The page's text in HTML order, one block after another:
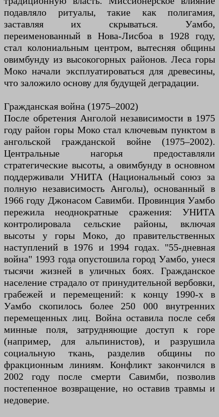
подавляло ритуалы, такие как полигамия,
заставляя их скрываться. Уамбо,
переименованный в Нова-Лисбоа в 1928 году,
стал колониальным центром, вытесняя общины
овимбунду из высокогорных районов. Леса горы
Моко начали эксплуатироваться для древесины,
что заложило основу для будущей деградации.
Гражданская война (1975–2002)
После обретения Анголой независимости в 1975
году район горы Моко стал ключевым пунктом в
ангольской гражданской войне (1975–2002).
Центральные нагорья предоставляли
стратегические высоты, а овимбунду в основном
поддерживали УНИТА (Национальный союз за
полную независимость Анголы), основанный в
1966 году Джонасом Савимби. Провинция Уамбо
пережила неоднократные сражения: УНИТА
контролировала сельские районы, включая
высоты у горы Моко, до правительственных
наступлений в 1976 и 1994 годах. "55-дневная
война" 1993 года опустошила город Уамбо, унеся
тысячи жизней в уличных боях. Гражданское
население страдало от принудительной вербовки,
грабежей и перемещений: к концу 1990-х в
Уамбо скопилось более 250 000 внутренних
перемещенных лиц. Война оставила после себя
минные поля, затрудняющие доступ к горе
(например, для альпинистов), и разрушила
социальную ткань, разделив общины по
фракционным линиям. Конфликт закончился в
2002 году после смерти Савимби, позволив
постепенное возвращение, но оставив травмы и
недоверие.